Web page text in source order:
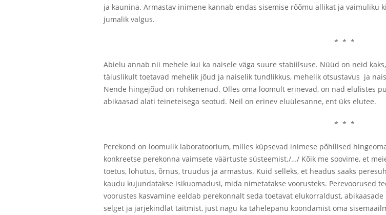
ja kaunina. Armastav inimene kannab endas sisemise rõõmu allikat ja vaimuliku
jumalik valgus.
* * *
Abielu annab nii mehele kui ka naisele väga suure stabiilsuse. Nüüd on neid
täiuslikult toetavad mehelik jõud ja naiselik tundlikkus, mehelik otsustavus ja
Nende hingejõud on rohkenenud. Olles oma loomult erinevad, on nad elulistes
abikaasad alati teineteisega seotud. Neil on erinev eluülesanne, ent üks elutee.
* * *
Perekond on loomulik laboratoorium, milles küpsevad inimese põhilised
konkreetse perekonna vaimsete väärtuste süsteemist./…/ Kõik me soovime, et
toetus, lohutus, õrnus, truudus ja armastus. Kuid selleks, et headus saaks
kaudu kujundatakse isikuomadusi, mida nimetatakse voorusteks. Perevoorused
voorustes kasvamine eeldab perekonnalt seda toetavat elukorraldust,
selget ja järjekindlat täitmist, just nagu ka tähelepanu koondamist oma